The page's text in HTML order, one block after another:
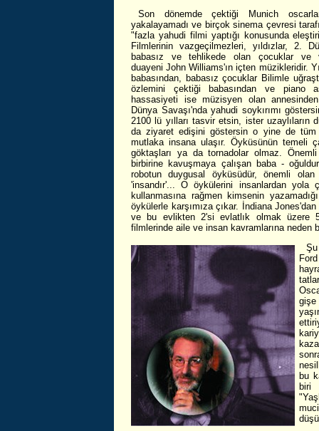
Son dönemde çektiği Munich
yakalayamadı ve birçok sinema çevresi
"fazla yahudi filmi yaptığı konusunda
Filmlerinin vazgeçilmezleri, yıldızlar, 2.
babasız ve tehlikede olan çocuklar ve
duayeni John Williams'ın içten müzikleridir.
babasından, babasız çocuklar Bilimle
özlemini çektiği babasından ve piano
hassasiyeti ise müzisyen olan
Dünya Savaşı'nda yahudi soykırımı
2100 lü yılları tasvir etsin, ister uzaylıların
da ziyaret edişini göstersin o yine de tüm
mutlaka insana ulaşır. Öyküsünün temeli
göktaşları ya da tornadolar olmaz.
birbirine kavuşmaya çalışan baba -
robotun duygusal öyküsüdür, önemli
'insandır'... O öykülerini insanlardan yola
kullanmasına rağmen kimsenin
öykülerle karşımıza çıkar. İndiana
ve bu evlikten 2'si evlatlık olmak üzere
filmlerinde aile ve insan kavramlarına neden
bu
biri